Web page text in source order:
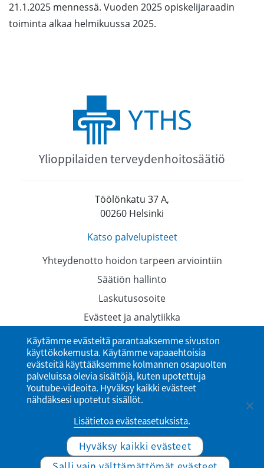
21.1.2025 mennessä. Vuoden 2025 opiskelijaraadin
toiminta alkaa helmikuussa 2025.
Ylioppilaiden terveydenhoitosäätiö
Töölönkatu 37 A,
00260 Helsinki
Katso palvelupisteet
Yhteydenotto hoidon tarpeen arviointiin
Säätiön hallinto
Laskutusosoite
Evästeet ja analytiikka
Tietosuojaselosteet
Saavutettavuusseloste
© Ylioppilaiden terveydenhoitosäätiö
Käytämme evästeitä parantaaksemme sivuston
käyttökokemusta. Käytämme vapaaehtoisia
evästeitä käyttääksemme kolmannen osapuolten
palveluissa olevia sisältöjä, kuten upotettuja
Youtube-videoita. Hyväksy kaikki evästeet
nähdäksesi upotetut sisällöt.
Lisätietoa evästeasetuksista.
Hyväksy kaikki evästeet